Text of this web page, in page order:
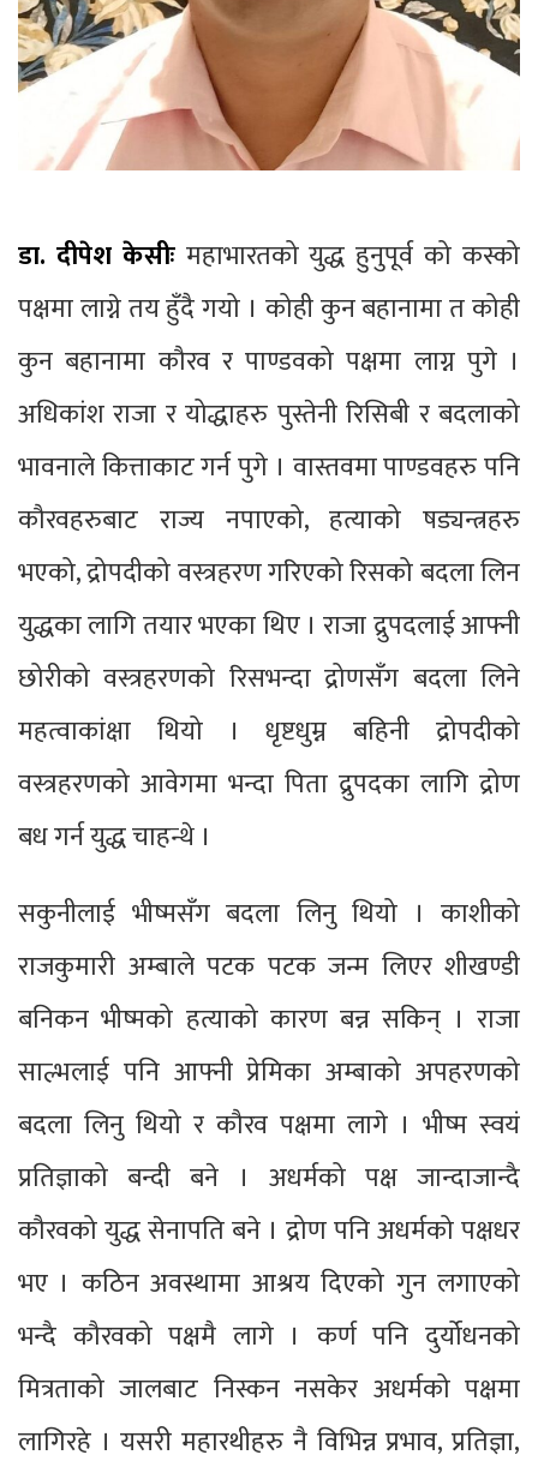
डा. दीपेश केसीःमहाभारतको युद्ध हुनुपूर्व को कस्को
पक्षमा लाग्ने तय हुँदै गयो । कोही कुन बहानामा त कोही
कुन बहानामा कौरव र पाण्डवको पक्षमा लाग्न पुगे ।
अधिकांश राजा र योद्धाहरु पुस्तेनी रिसिबी र बदलाको
भावनाले कित्ताकाट गर्न पुगे । वास्तवमा पाण्डवहरु पनि
कौरवहरुबाट राज्य नपाएको, हत्याको षड्यन्त्रहरु
भएको, द्रोपदीको वस्त्रहरण गरिएको रिसको बदला लिन
युद्धका लागि तयार भएका थिए । राजा द्रुपदलाई आफ्नी
छोरीको वस्त्रहरणको रिसभन्दा द्रोणसँग बदला लिने
महत्वाकांक्षा थियो । धृष्टधुम्न बहिनी द्रोपदीको
वस्त्रहरणको आवेगमा भन्दा पिता द्रुपदका लागि द्रोण
बध गर्न युद्ध चाहन्थे ।
सकुनीलाई भीष्मसँग बदला लिनु थियो । काशीको
राजकुमारी अम्बाले पटक पटक जन्म लिएर शीखण्डी
बनिकन भीष्मको हत्याको कारण बन्न सकिन् । राजा
साल्भलाई पनि आफ्नी प्रेमिका अम्बाको अपहरणको
बदला लिनु थियो र कौरव पक्षमा लागे । भीष्म स्वयं
प्रतिज्ञाको बन्दी बने । अधर्मको पक्ष जान्दाजान्दै
कौरवको युद्ध सेनापति बने । द्रोण पनि अधर्मको पक्षधर
भए । कठिन अवस्थामा आश्रय दिएको गुन लगाएको
भन्दै कौरवको पक्षमै लागे । कर्ण पनि दुर्योधनको
मित्रताको जालबाट निस्कन नसकेर अधर्मको पक्षमा
लागिरहे । यसरी महारथीहरु नै विभिन्न प्रभाव, प्रतिज्ञा,